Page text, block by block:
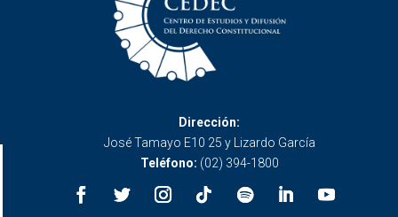
Dirección:
José Tamayo E10 25 y Lizardo García
Teléfono: (02) 394-1800